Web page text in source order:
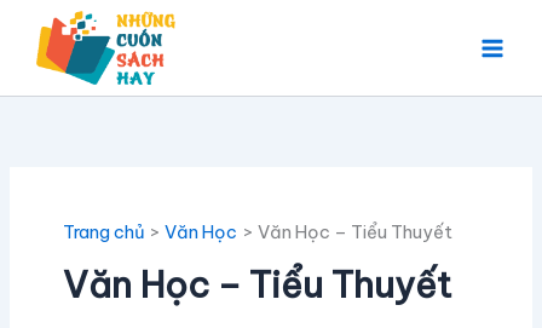
dung
Trang chủ Văn Học Văn Học – Tiểu Thuyết
Văn Học – Tiểu Thuyết